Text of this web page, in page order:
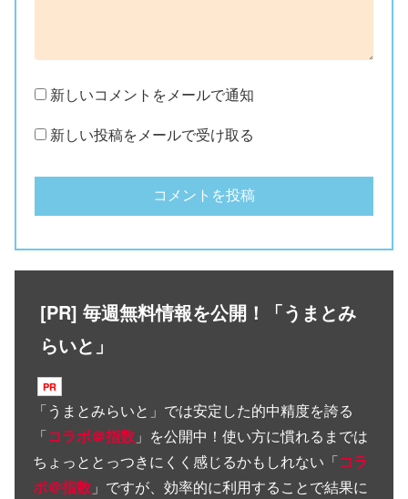
新しいコメントをメールで通知
新しい投稿をメールで受け取る
[PR] 毎週無料情報を公開！「うまとみ
らいと」
「うまとみらいと 」では安定した的中精度を誇る
「コラボ＠指数 」を公開中！使い方に慣れるまでは
ちょっととっつきにくく感じるかもしれない「コラ
ボ＠指数 」ですが、効率的に利用することで結果に